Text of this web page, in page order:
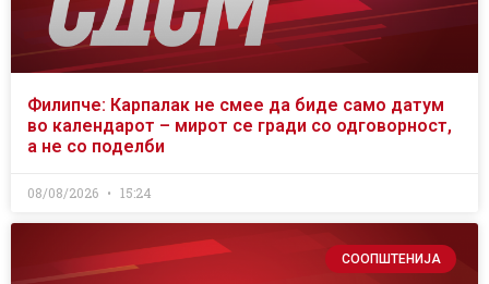
Филипче: Карпалак не смее да биде само датум
во календарот – мирот се гради со одговорност,
а не со поделби
08/08/2026 15:24
СООПШТЕНИЈА